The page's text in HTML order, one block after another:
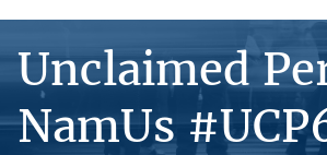
Unclaimed
NamUs